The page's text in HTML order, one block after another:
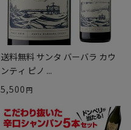
送料無料 サンタ バーバラ カウ
ンティ ピノ ...
5,500